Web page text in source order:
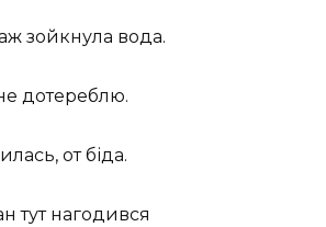
зойкнула вода.
дотереблю.
от біда.
тут нагодився